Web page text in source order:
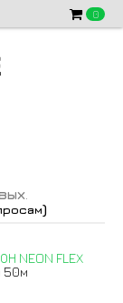
0
.
)
NEON FLEX
50м